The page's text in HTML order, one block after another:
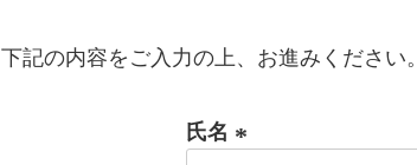
下記の内容をご入力の上、お進みください。
氏名